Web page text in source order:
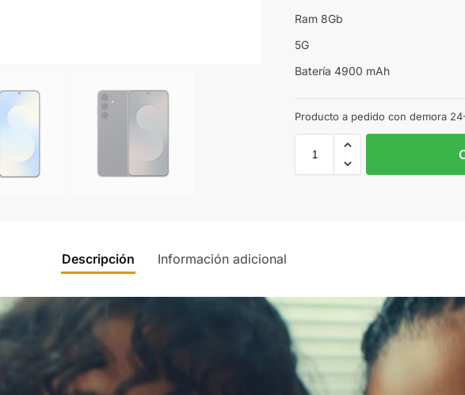
Ram 8Gb
5G
Batería 4900 mAh
Producto a pedido con demora
Descripción Información adicional